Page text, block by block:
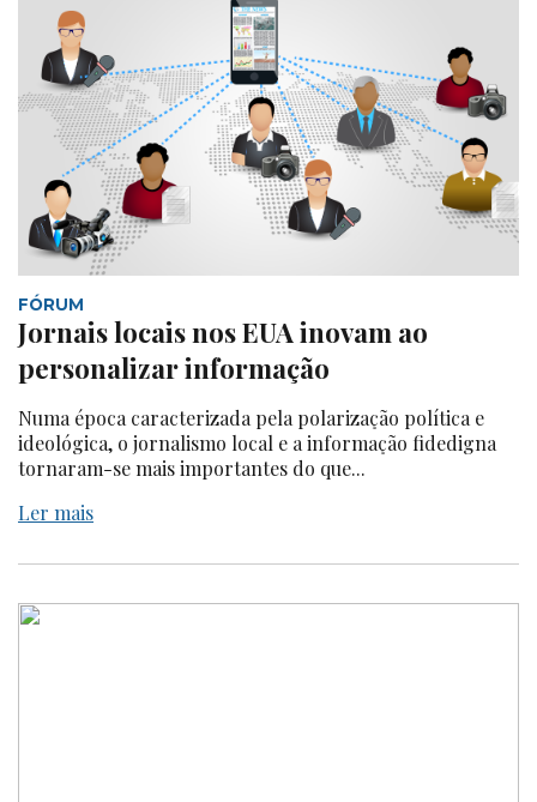
FÓRUM
Jornais locais nos EUA inovam ao
personalizar informação
Numa época caracterizada pela polarização política e
ideológica, o jornalismo local e a informação fidedigna
tornaram-se mais importantes do que...
Ler mais